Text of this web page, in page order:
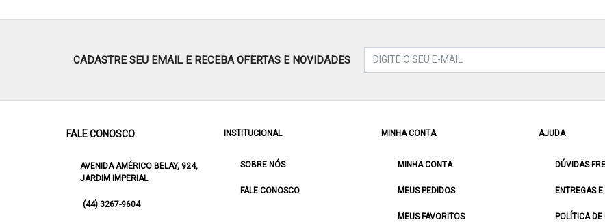
CADASTRE SEU EMAIL E RECEBA OFERTAS E NOVIDADES
FALE CONOSCO
AVENIDA AMÉRICO BELAY, 924,
JARDIM IMPERIAL
(44) 3267-9604
INSTITUCIONAL
SOBRE NÓS
FALE CONOSCO
MINHA CONTA
MINHA CONTA
MEUS PEDIDOS
MEUS FAVORITOS
AJUDA
DÚVIDAS
ENTREGAS
POLÍTICA